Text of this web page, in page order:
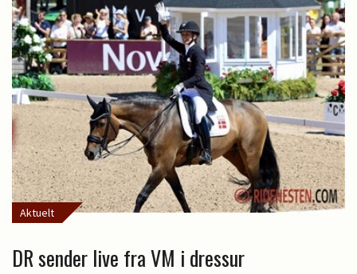
Aktuelt
DR sender live fra VM i dressur